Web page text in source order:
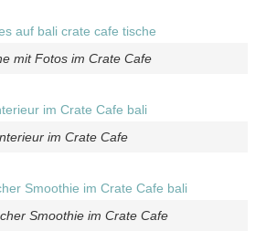
mit Fotos im Crate Cafe
im Crate Cafe
Smoothie im Crate Cafe